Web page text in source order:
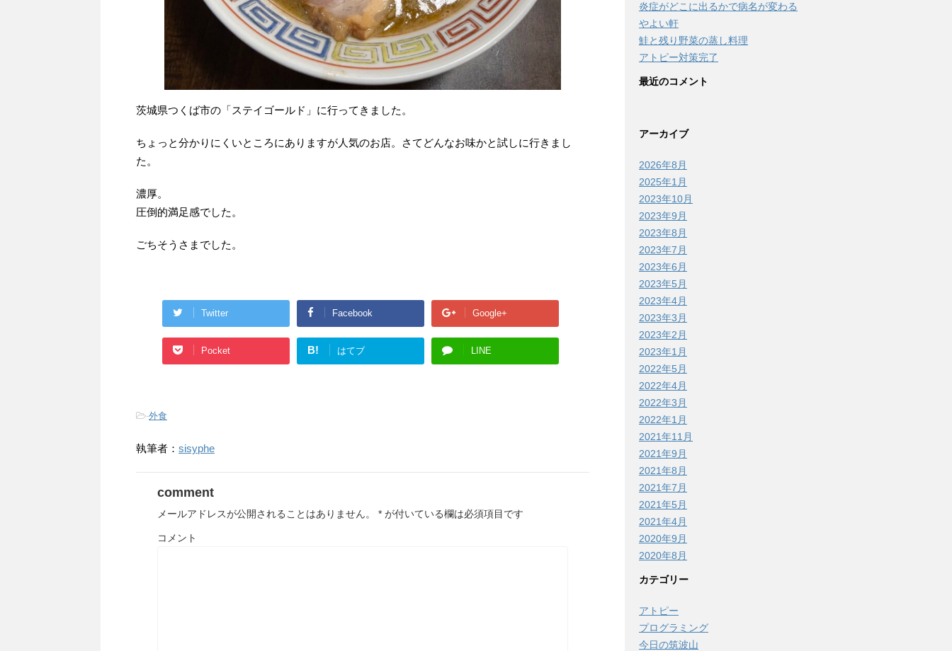
茨城県つくば市の「ステイゴールド」に行ってきました。
ちょっと分かりにくいところにありますが人気のお店。さてどんなお味かと試しに行きまし
た。
濃厚。
圧倒的満足感でした。
ごちそうさまでした。
Twitter Facebook Google+
Pocket B! はてブ LINE
-外食
執筆者： sisyphe
comment
メールアドレスが公開されることはありません。 * が付いている欄は必須項目です
コメント
炎症がどこに出るかで病名が変わる
やよい軒
鮭と残り野菜の蒸し料理
アトピー対策完了
最近のコメント
アーカイブ
2026年8月
2025年1月
2023年10月
2023年9月
2023年8月
2023年7月
2023年6月
2023年5月
2023年4月
2023年3月
2023年2月
2023年1月
2022年5月
2022年4月
2022年3月
2022年1月
2021年11月
2021年9月
2021年8月
2021年7月
2021年5月
2021年4月
2020年9月
2020年8月
カテゴリー
アトピー
プログラミング
今日の筑波山